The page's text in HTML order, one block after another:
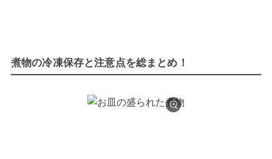
煮物の冷凍保存と注意点を総まとめ！